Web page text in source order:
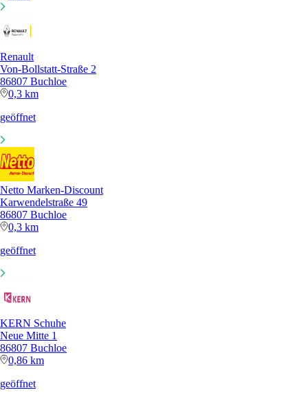
Renault
Von-Bollstatt-Straße 2
86807 Buchloe
0,3 km
geöffnet
Netto Marken-Discount
Karwendelstraße 49
86807 Buchloe
0,3 km
geöffnet
KERN Schuhe
Neue Mitte 1
86807 Buchloe
0,86 km
geöffnet